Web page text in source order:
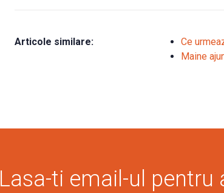
Articole similare:
Ce
Maine
Lasa-ti email-ul